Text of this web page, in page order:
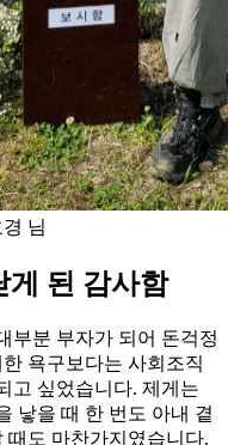
님
게 된 감사함
부분 부자가 되어 돈걱정
욕구보다는 사회조직
고 싶었습니다. 제게는
낳을 때 한 번도 아내 곁
때도 마찬가지였습니다.